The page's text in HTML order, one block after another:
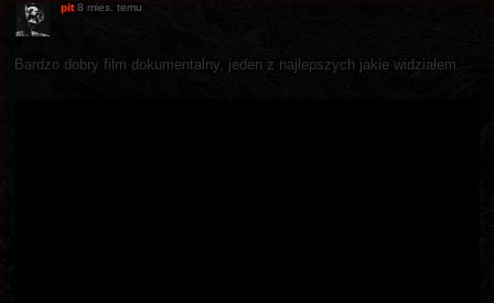
pit 8 mies. temu
Bardzo dobry film dokumentalny, jeden z najlepszych jakie widziałem.